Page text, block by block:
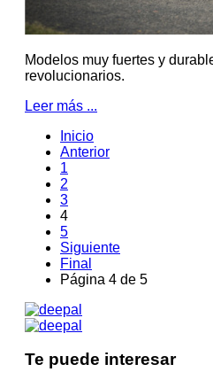
Modelos muy fuertes y
revolucionarios.
Leer más ...
Inicio
Anterior
1
2
3
4
5
Siguiente
Final
Página 4 de 5
Te puede interesar